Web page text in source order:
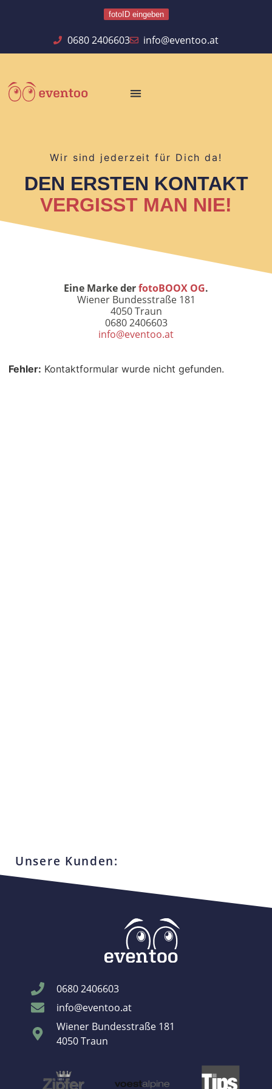
fotoID eingeben
0680 2406603 info@eventoo.at
Wir sind jederzeit für Dich da!
DEN ERSTEN KONTAKT
VERGISST MAN NIE!
Eine Marke derfotoBOOX OG.
Wiener Bundesstraße 181
4050 Traun
0680 2406603
info@eventoo.at
Fehler: Kontaktformular wurde nicht gefunden.
Unsere Kunden:
0680 2406603
info@eventoo.at
Wiener Bundesstraße 181
4050 Traun